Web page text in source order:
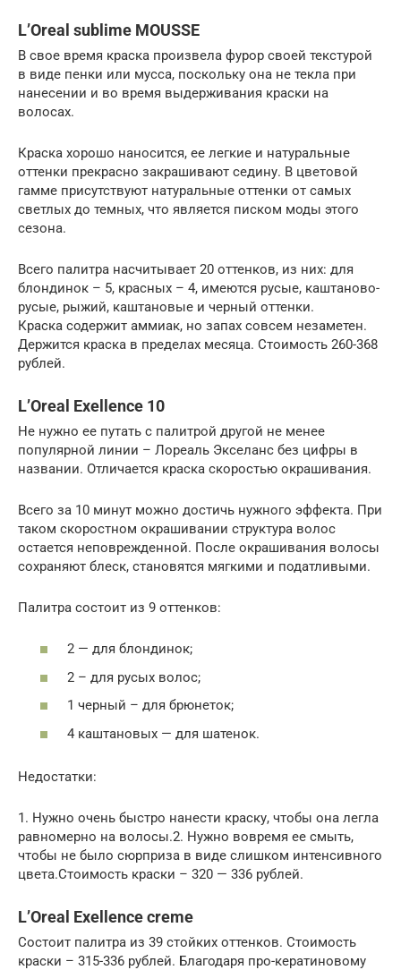
L’Oreal sublime MOUSSE
В свое время краска произвела фурор своей текстурой
в виде пенки или мусса, поскольку она не текла при
нанесении и во время выдерживания краски на
волосах.
Краска хорошо наносится, ее легкие и натуральные
оттенки прекрасно закрашивают седину. В цветовой
гамме присутствуют натуральные оттенки от самых
светлых до темных, что является писком моды этого
сезона.
Всего палитра насчитывает 20 оттенков, из них: для
блондинок – 5, красных – 4, имеются русые, каштаново-
русые, рыжий, каштановые и черный оттенки.
Краска содержит аммиак, но запах совсем незаметен.
Держится краска в пределах месяца. Стоимость 260-368
рублей.
L’Oreal Exellence 10
Не нужно ее путать с палитрой другой не менее
популярной линии – Лореаль Экселанс без цифры в
названии. Отличается краска скоростью окрашивания.
Всего за 10 минут можно достичь нужного эффекта. При
таком скоростном окрашивании структура волос
остается неповрежденной. После окрашивания волосы
сохраняют блеск, становятся мягкими и податливыми.
Палитра состоит из 9 оттенков:
2 — для блондинок;
2 – для русых волос;
1 черный – для брюнеток;
4 каштановых — для шатенок.
Недостатки:
1. Нужно очень быстро нанести краску, чтобы она легла
равномерно на волосы.2. Нужно вовремя ее смыть,
чтобы не было сюрприза в виде слишком интенсивного
цвета.Стоимость краски – 320 — 336 рублей.
L’Oreal Exellence creme
Состоит палитра из 39 стойких оттенков. Стоимость
краски – 315-336 рублей. Благодаря про-кератиновому